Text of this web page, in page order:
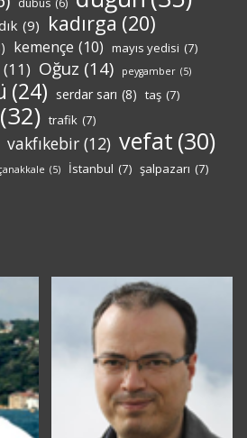
dübüs (6)
(9) kadırga (20)
kemençe (10) mayıs yedisi (7)
(11) Oğuz (14) peygamber (5)
(24) serdar sarı (8) taş (7)
(32) trafik (7)
vakfıkebir (12) vefat (30)
(5) İstanbul (7) şalpazarı (7)